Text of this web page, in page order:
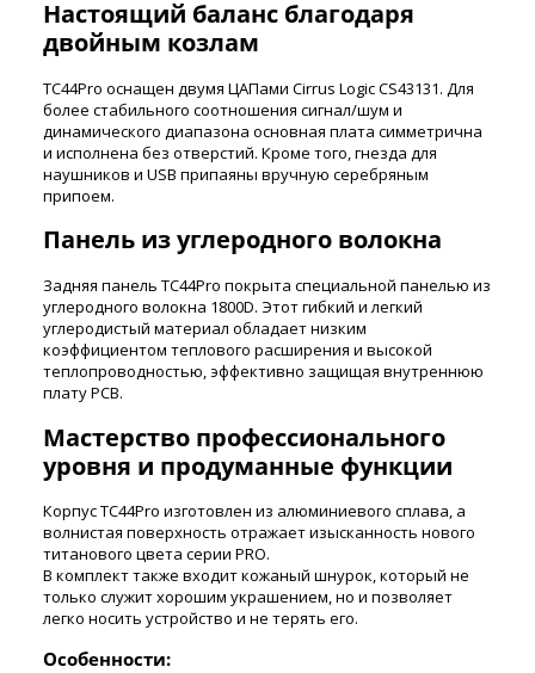
Настоящий баланс благодаря
двойным козлам
TC44Pro оснащен двумя ЦАПами Cirrus Logic CS43131. Для
более стабильного соотношения сигнал/шум и
динамического диапазона основная плата симметрична
и исполнена без отверстий. Кроме того, гнезда для
наушников и USB припаяны вручную серебряным
припоем.
Панель из углеродного волокна
Задняя панель TC44Pro покрыта специальной панелью из
углеродного волокна 1800D. Этот гибкий и легкий
углеродистый материал обладает низким
коэффициентом теплового расширения и высокой
теплопроводностью, эффективно защищая внутреннюю
плату PCB.
Мастерство профессионального
уровня и продуманные функции
Корпус TC44Pro изготовлен из алюминиевого сплава, а
волнистая поверхность отражает изысканность нового
титанового цвета серии PRO.
В комплект также входит кожаный шнурок, который не
только служит хорошим украшением, но и позволяет
легко носить устройство и не терять его.
Особенности: